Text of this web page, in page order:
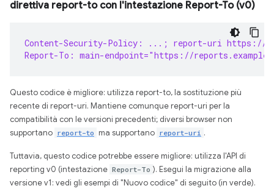
direttiva report-to con l'intestazione Report-To (v0)
Content-Security-Policy: ...; report-uri https://
Report-To: main-endpoint="https://reports.example/
Questo codice è migliore: utilizza report-to, la sostituzione più
recente di report-uri. Mantiene comunque report-uri per la
compatibilità con le versioni precedenti; diversi browser non
supportano report-to ma supportano report-uri .
Tuttavia, questo codice potrebbe essere migliore: utilizza l'API di
reporting v0 (intestazione Report-To ). Esegui la migrazione alla
versione v1: vedi gli esempi di "Nuovo codice" di seguito (in verde).